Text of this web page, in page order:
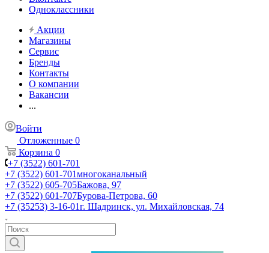
Одноклассники
Акции
Магазины
Сервис
Бренды
Контакты
О компании
Вакансии
...
Войти
Отложенные 0
Корзина 0
+7 (3522) 601-701
+7 (3522) 601-701многоканальный
+7 (3522) 605-705Бажова, 97
+7 (3522) 601-707Бурова-Петрова, 60
+7 (35253) 3-16-01г. Шадринск, ул. Михайловская, 74